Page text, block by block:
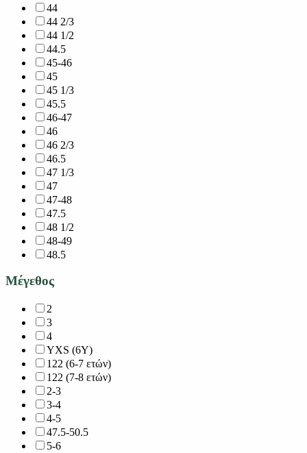
44
44 2/3
44 1/2
44.5
45-46
45
45 1/3
45.5
46-47
46
46 2/3
46.5
47 1/3
47
47-48
47.5
48 1/2
48-49
48.5
Μέγεθος
2
3
4
YXS (6Y)
122 (6-7 ετών)
122 (7-8 ετών)
2-3
3-4
4-5
47.5-50.5
5-6